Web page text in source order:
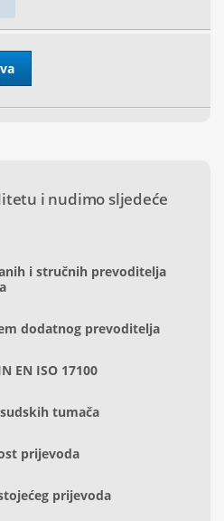
i nudimo sljedeće
i stručnih prevoditelja
dodatnog prevoditelja
EN ISO 17100
tumača
prijevoda
prijevoda